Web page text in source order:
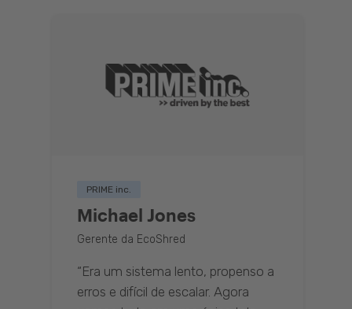
PRIME inc.
Michael Jones
Gerente da EcoShred
“Era um sistema lento, propenso a
erros e difícil de escalar. Agora